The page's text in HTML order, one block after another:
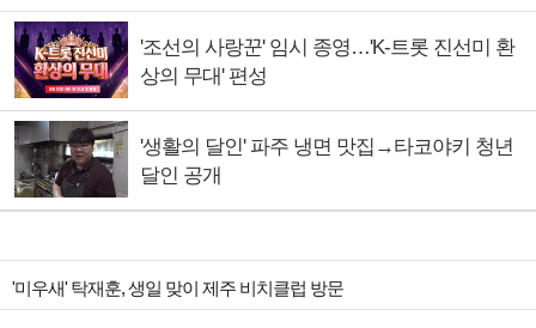
'조선의 사랑꾼' 임시 종영…'K-트롯 진선미 환
상의 무대' 편성
'생활의 달인' 파주 냉면 맛집→타코야키 청년
달인 공개
'미우새' 탁재훈, 생일 맞이 제주 비치클럽 방문